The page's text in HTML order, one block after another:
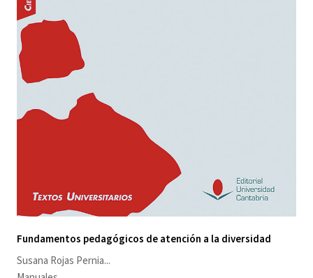
Fundamentos pedagógicos de atención a la diversidad
Susana Rojas Pernia...